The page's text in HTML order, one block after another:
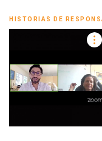
HISTORIAS DE